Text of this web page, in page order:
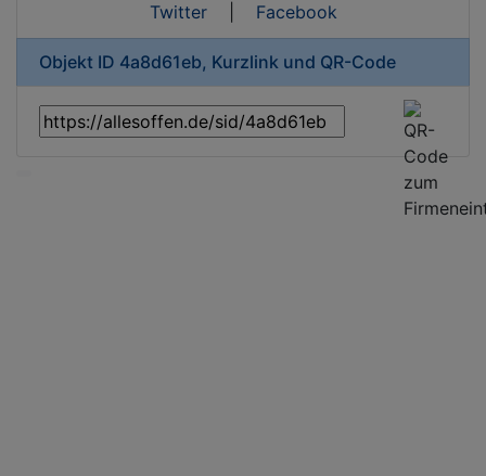
Twitter| Facebook
Objekt ID 4a8d61eb, Kurzlink und QR-Code